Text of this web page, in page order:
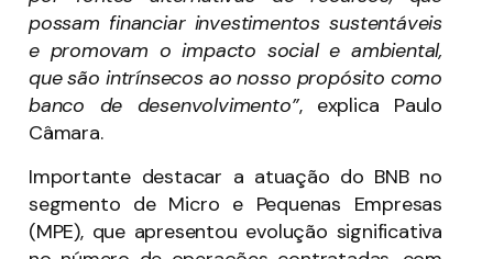
possam financiar investimentos sustentáveis
e promovam o impacto social e ambiental,
que são intrínsecos ao nosso propósito como
banco de desenvolvimento”, explica Paulo
Câmara.
Importante destacar a atuação do BNB no
segmento de Micro e Pequenas Empresas
(MPE), que apresentou evolução significativa